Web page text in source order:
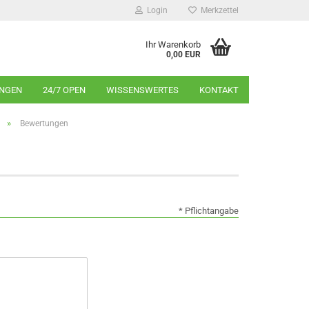
Login Merkzettel
Ihr Warenkorb
0,00 EUR
24/7 OPEN WISSENSWERTES KONTAKT
» Bewertungen
* Pflichtangabe